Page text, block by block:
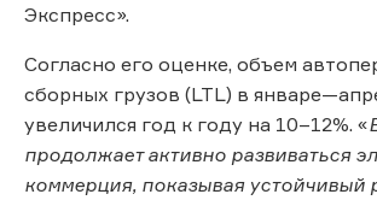
Экспресс».
Согласно его оценке, объем
сборных грузов (LTL) в
увеличился год к году на 10–12%. «
продолжает активно развиваться
коммерция, показывая устойчивый